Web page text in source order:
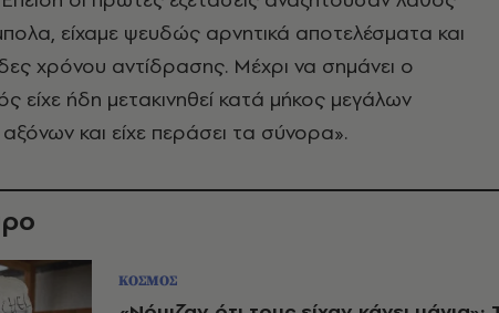
είχαμε ψευδώς αρνητικά αποτελέσματα και
χρόνου αντίδρασης. Μέχρι να σημάνει ο
είχε ήδη μετακινηθεί κατά μήκος μεγάλων
και είχε περάσει τα σύνορα».
ΚΟΣΜΟΣ